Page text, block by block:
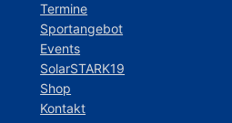
Termine
Sportangebot
Events
SolarSTARK19
Shop
Kontakt